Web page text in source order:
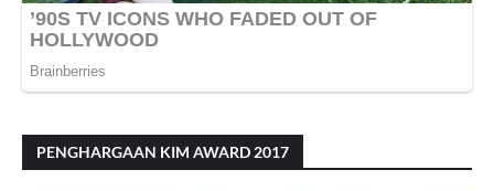
PENGHARGAAN KIM AWARD 2017